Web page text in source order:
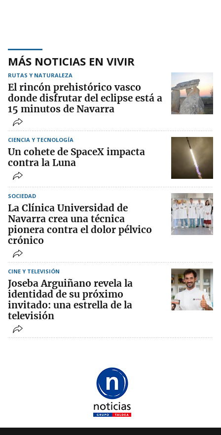
MÁS NOTICIAS EN VIVIR
RUTAS Y NATURALEZA
El rincón prehistórico vasco
donde disfrutar del eclipse está a
15 minutos de Navarra
CIENCIA Y TECNOLOGÍA
Un cohete de SpaceX impacta
contra la Luna
SOCIEDAD
La Clínica Universidad de
Navarra crea una técnica
pionera contra el dolor pélvico
crónico
CINE Y TELEVISIÓN
Joseba Arguiñano revela la
identidad de su próximo
invitado: una estrella de la
televisión